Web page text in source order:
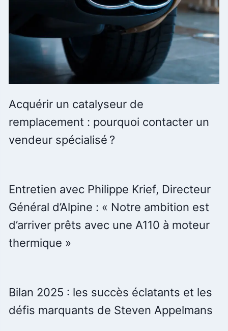
Acquérir un catalyseur de
remplacement : pourquoi contacter un
vendeur spécialisé ?
Entretien avec Philippe Krief, Directeur
Général d’Alpine : « Notre ambition est
d’arriver prêts avec une A110 à moteur
thermique »
Bilan 2025 : les succès éclatants et les
défis marquants de Steven Appelmans